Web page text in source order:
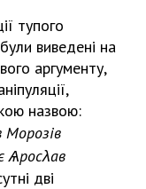
тупого
виведені на
аргументу,
назвою:
Морозів
Ѧросλав
дві